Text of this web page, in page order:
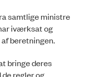
samtlige ministre
iværksat og
beretningen.
bringe deres
regler og